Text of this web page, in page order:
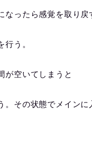
なったら感覚を取り戻
行う。
が空いてしまうと
。 その状態でメインに